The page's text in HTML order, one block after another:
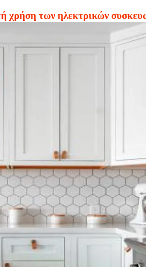
χρήση των ηλεκτρικών